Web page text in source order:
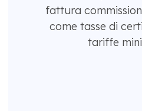
fattura
come tasse di
tariffe